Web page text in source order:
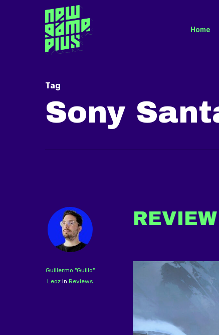
Home
Tag
Sony
Guillermo "Guillo"
Leoz In Reviews